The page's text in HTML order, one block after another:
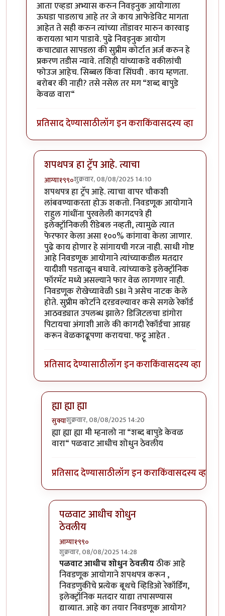
In reply toनिवडणुकbyमाईसाहेब कुरसूंदीकर
आता एव्हडा अभ्यास करुन निवड्नुक आयोगाला
ऊघडा पाडलाच आहे तर जे काय आफेडेविट मागता
आहेत ते सही करुन त्यांच्या तोंडावर मारुन कारवाइ
करायला भाग पाडावे. पुढे निवड्नुक आयोग
कचाट्यात सापडला की सुप्रीम कोर्टात अर्ज करुन हे
प्रकरण तडीस न्यावे. तशिही यांच्याकडे वकीलांची
फोउज आहेच. सिब्बल किंवा सिंघवी . काय म्हणता.
बरोबर की नाही? तसे नसेल तर मग “शब्द बापुडे
केवळ वारा“
प्रतिसाद देण्यासाठीलॉग इन कराकिंवासदस्य व्हा
शपथपत्र हा ट्रॅप आहे. त्याचा
आग्या१९९०शुक्रवार, 08/08/2025 14:10
In reply toआता एव्हडा अभ्यास करुनby
शपथपत्र हा ट्रॅप आहे. त्याचा वापर चौकशी
लांबवण्याकरता होऊ शकतो. निवडणूक आयोगाने
राहुल गांधींना पुरवलेली कागदपत्रे ही
इलेक्ट्रॉनिकली रीडेबल नव्हती, त्यामुळे त्यात
फेरफार केला असा १००% कांगावा केला जाणार.
पुढे काय होणार हे सांगायची गरज नाही. साधी गोष्ट
आहे निवडणूक आयोगाने त्यांच्याकडील मतदार
यादीशी पडताळून बघावे. त्यांच्याकडे इलेक्ट्रॉनिक
फॉरमॅट मध्ये असल्याने फार वेळ लागणार नाही.
निवडणूक रोखेच्यावेळी SBI ने असेच नाटक केले
होते. सुप्रीम कोर्टाने दरडवल्यावर कसे सगळे रेकॉर्ड
आठवड्यात उपलब्ध झाले? डिजिटलचा डांगोरा
पिटायचा अंगाशी आले की कागदी रेकॉर्डचा आग्रह
करून वेळकाढूपणा करायचा. फट्टू आहेत .
प्रतिसाद देण्यासाठीलॉग इन कराकिंवासदस्य व्हा
ह्या ह्या ह्या
सुक्याशुक्रवार, 08/08/2025 14:20
In reply toशपथपत्र हा ट्रॅप आहे. त्याचाby
ह्या ह्या ह्या मी म्हनालो ना “शब्द बापुडे केवळ
वारा“ पळवाट आधीच शोधुन ठेवलीय
प्रतिसाद देण्यासाठीलॉग इन कराकिंवासदस्य व्हा
पळवाट आधीच शोधुन
ठेवलीय
आग्या१९९०
शुक्रवार, 08/08/2025 14:28
In reply toह्या ह्या ह्याbyसुक्या
पळवाट आधीच शोधुन ठेवलीयठीक आहे
निवडणूक आयोगाने शपथपत्र करून ,
निवडणुकीचे प्रत्येक बूथचे व्हिडिओ रेकॉर्डिंग,
इलेक्ट्रॉनिक मतदार याद्या तपासण्यास
द्याव्यात. आहे का तयार निवडणूक आयोग?